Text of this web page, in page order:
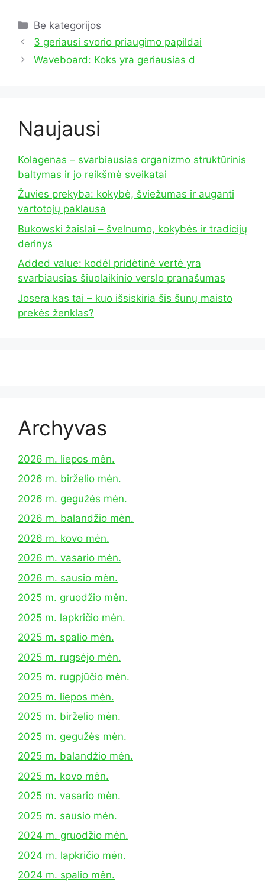
Kategorijos
Be kategorijos
3 geriausi svorio priaugimo papildai
Waveboard: Koks yra geriausias d
Naujausi
Kolagenas – svarbiausias organizmo struktūrinis
baltymas ir jo reikšmė sveikatai
Žuvies prekyba: kokybė, šviežumas ir auganti
vartotojų paklausa
Bukowski žaislai – švelnumo, kokybės ir tradicijų
derinys
Added value: kodėl pridėtinė vertė yra
svarbiausias šiuolaikinio verslo pranašumas
Josera kas tai – kuo išsiskiria šis šunų maisto
prekės ženklas?
Archyvas
2026 m. liepos mėn.
2026 m. birželio mėn.
2026 m. gegužės mėn.
2026 m. balandžio mėn.
2026 m. kovo mėn.
2026 m. vasario mėn.
2026 m. sausio mėn.
2025 m. gruodžio mėn.
2025 m. lapkričio mėn.
2025 m. spalio mėn.
2025 m. rugsėjo mėn.
2025 m. rugpjūčio mėn.
2025 m. liepos mėn.
2025 m. birželio mėn.
2025 m. gegužės mėn.
2025 m. balandžio mėn.
2025 m. kovo mėn.
2025 m. vasario mėn.
2025 m. sausio mėn.
2024 m. gruodžio mėn.
2024 m. lapkričio mėn.
2024 m. spalio mėn.